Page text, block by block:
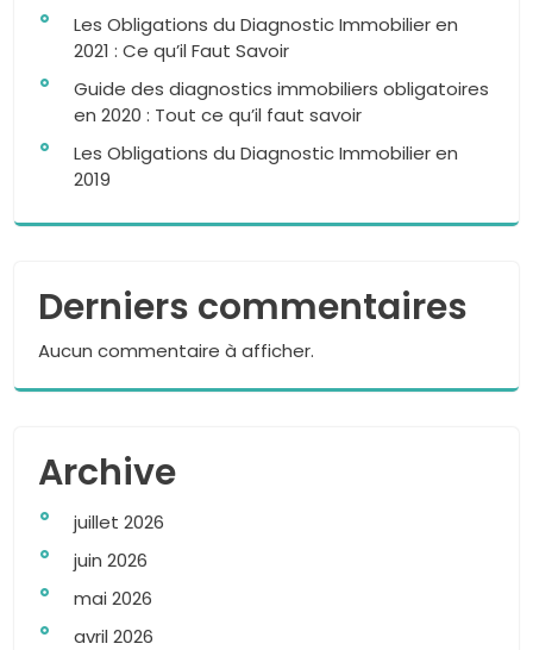
Les Obligations du Diagnostic Immobilier en
2021 : Ce qu’il Faut Savoir
Guide des diagnostics immobiliers obligatoires
en 2020 : Tout ce qu’il faut savoir
Les Obligations du Diagnostic Immobilier en
2019
Derniers commentaires
Aucun commentaire à afficher.
Archive
juillet 2026
juin 2026
mai 2026
avril 2026